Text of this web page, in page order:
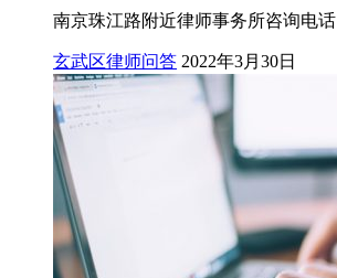
南京珠江路附近律师事务所咨询电话
玄武区律师问答 2022年3月30日